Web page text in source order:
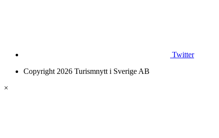
Twitter
Copyright 2026 Turismnytt i Sverige AB
×